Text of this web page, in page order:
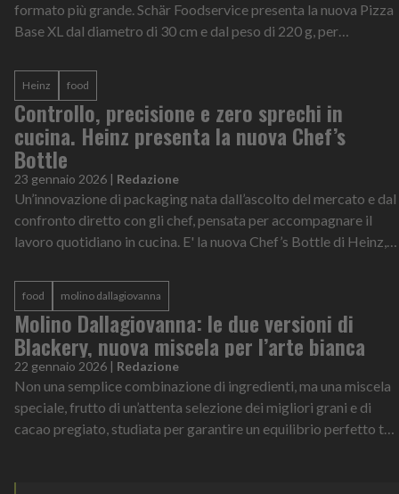
formato più grande. Schär Foodservice presenta la nuova Pizza
Base XL dal diametro di 30 cm e dal peso di 220 g, per
Heinz food
Controllo, precisione e zero sprechi in
cucina. Heinz presenta la nuova Chef’s
Bottle
23 gennaio 2026 | Redazione
Un’innovazione di packaging nata dall’ascolto del mercato e dal
confronto diretto con gli chef, pensata per accompagnare il
lavoro quotidiano in cucina. E' la nuova Chef’s Bottle di Heinz,
food molino dallagiovanna
Molino Dallagiovanna: le due versioni di
Blackery, nuova miscela per l’arte bianca
22 gennaio 2026 | Redazione
Non una semplice combinazione di ingredienti, ma una miscela
speciale, frutto di un’attenta selezione dei migliori grani e di
cacao pregiato, studiata per garantire un equilibrio perfetto tra